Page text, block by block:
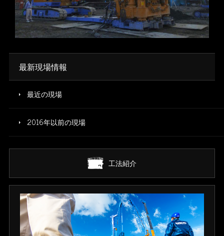
最新現場情報
最近の現場
2016年以前の現場
工法紹介